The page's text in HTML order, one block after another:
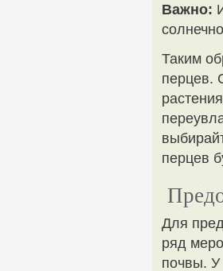
Важно:
Таким
перцев.
перцев
Для
ряд
почвы. У